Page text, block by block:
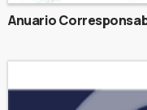
Anuario